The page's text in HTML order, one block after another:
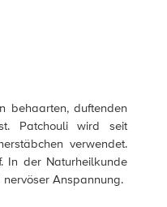
behaarten, duftenden
Patchouli wird seit
verwendet.
In der Naturheilkunde
Anspannung.